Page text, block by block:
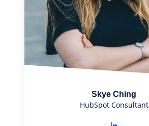
Skye Ching
HubSpot Consultant